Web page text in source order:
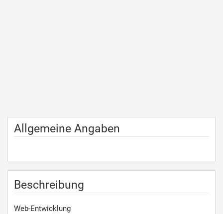
Allgemeine Angaben
Beschreibung
Web-Entwicklung